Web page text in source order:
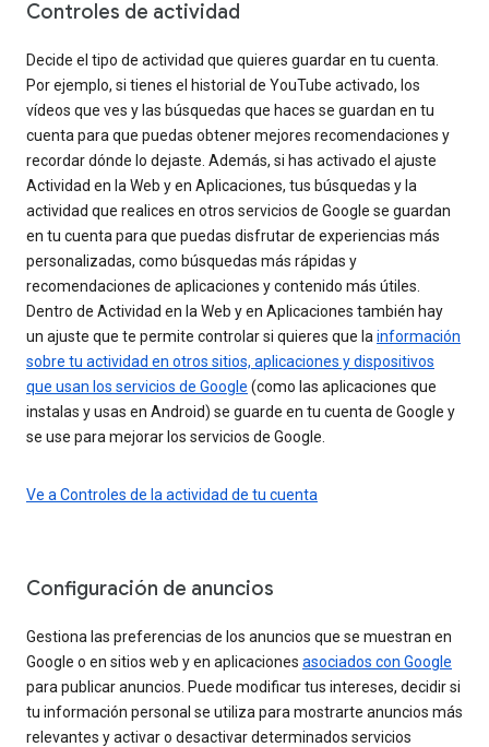
Controles de actividad
Decide el tipo de actividad que quieres guardar en tu cuenta.
Por ejemplo, si tienes el historial de YouTube activado, los
vídeos que ves y las búsquedas que haces se guardan en tu
cuenta para que puedas obtener mejores recomendaciones y
recordar dónde lo dejaste. Además, si has activado el ajuste
Actividad en la Web y en Aplicaciones, tus búsquedas y la
actividad que realices en otros servicios de Google se guardan
en tu cuenta para que puedas disfrutar de experiencias más
personalizadas, como búsquedas más rápidas y
recomendaciones de aplicaciones y contenido más útiles.
Dentro de Actividad en la Web y en Aplicaciones también hay
un ajuste que te permite controlar si quieres que la información
sobre tu actividad en otros sitios, aplicaciones y dispositivos
que usan los servicios de Google (como las aplicaciones que
instalas y usas en Android) se guarde en tu cuenta de Google y
se use para mejorar los servicios de Google.
Ve a Controles de la actividad de tu cuenta
Configuración de anuncios
Gestiona las preferencias de los anuncios que se muestran en
Google o en sitios web y en aplicaciones asociados con Google
para publicar anuncios. Puede modificar tus intereses, decidir si
tu información personal se utiliza para mostrarte anuncios más
relevantes y activar o desactivar determinados servicios